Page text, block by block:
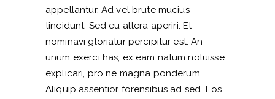
appellantur. Ad vel brute mucius
tincidunt. Sed eu altera aperiri. Et
nominavi gloriatur percipitur est. An
unum exerci has, ex eam natum noluisse
explicari, pro ne magna ponderum.
Aliquip assentior forensibus ad sed. Eos